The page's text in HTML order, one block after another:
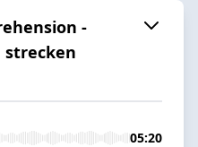
-
strecken
05:20